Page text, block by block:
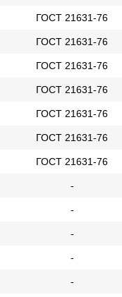
ГОСТ 21631-76
ГОСТ 21631-76
ГОСТ 21631-76
ГОСТ 21631-76
ГОСТ 21631-76
ГОСТ 21631-76
ГОСТ 21631-76
-
-
-
-
-